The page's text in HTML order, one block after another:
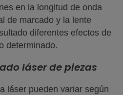
en la longitud de onda
de marcado y la lente
diferentes efectos de
determinado.
láser de piezas
láser pueden variar según